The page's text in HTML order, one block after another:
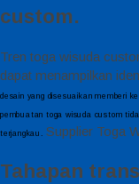
custom.
Tren toga wisuda
dapat menampilkan
desain yang disesuaikan memberi
pembuatan toga wisuda custom
terjangkau. Supplier Toga
Tahapan